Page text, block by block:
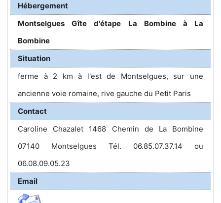
Hébergement
Montselgues Gîte d'étape La Bombine à La
Bombine
Situation
ferme à 2 km à l'est de Montselgues, sur une
ancienne voie romaine, rive gauche du Petit Paris
Contact
Caroline Chazalet 1468 Chemin de La Bombine
07140 Montselgues Tél. 06.85.07.37.14 ou
06.08.09.05.23
Email